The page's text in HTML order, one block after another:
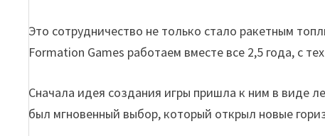
Это сотрудничество не только стало ракетным
Formation Games работаем вместе все 2,5 года, с
Сначала идея создания игры пришла к ним в виде
был мгновенный выбор, который открыл новые